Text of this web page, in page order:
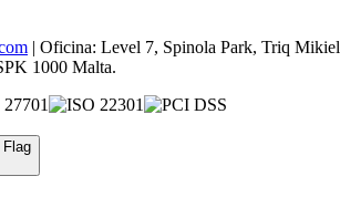
| Oficina: Level 7, Spinola Park, Triq Mikiel
1000 Malta.